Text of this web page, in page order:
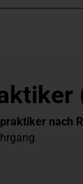
nach